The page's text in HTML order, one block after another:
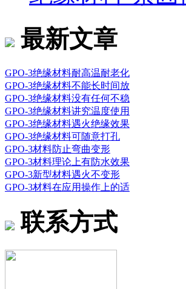
最新文章
GPO-3绝缘材料耐高温耐老化
GPO-3绝缘材料不能长时间放
GPO-3绝缘材料没有任何不稳
GPO-3绝缘材料讲究温度使用
GPO-3绝缘材料遇火绝缘效果
GPO-3绝缘材料可随意打孔
GPO-3材料防止弯曲变形
GPO-3材料理论上有防水效果
GPO-3新型材料遇火不变形
GPO-3材料在应用操作上的适
联系方式